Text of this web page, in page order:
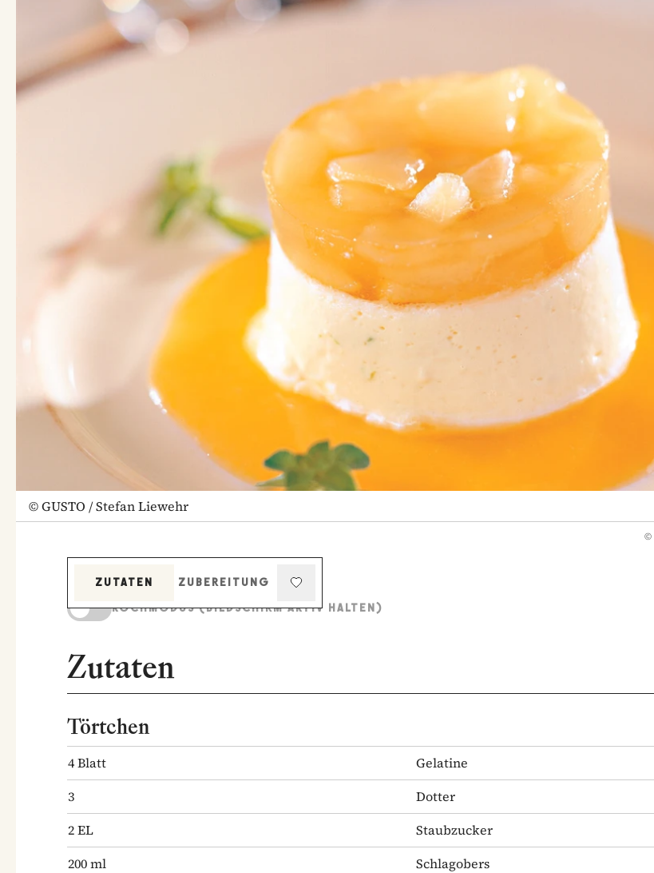
©GUSTO / Stefan Liewehr
©
ZUTATEN
ZUBEREITUNG
KOCHMODUS (BILDSCHIRM AKTIV HALTEN)
Zutaten
Törtchen
4Blatt
Gelatine
3
Dotter
2EL
Staubzucker
200ml
Schlagobers